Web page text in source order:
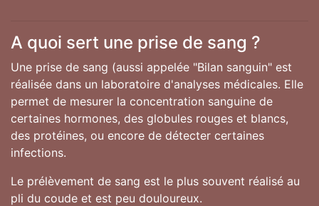
A quoi sert une prise de sang ?
Une prise de sang (aussi appelée "Bilan sanguin" est
réalisée dans un laboratoire d'analyses médicales. Elle
permet de mesurer la concentration sanguine de
certaines hormones, des globules rouges et blancs,
des protéines, ou encore de détecter certaines
infections.
Le prélèvement de sang est le plus souvent réalisé au
pli du coude et est peu douloureux.